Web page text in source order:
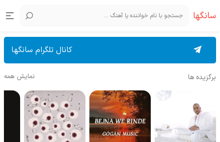
سانگها
کانال تلگرام سانگها
برگزیده ها نمایش همه